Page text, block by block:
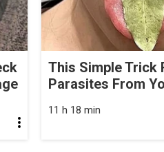
This Simple Trick
Parasites From
11 h 18 min